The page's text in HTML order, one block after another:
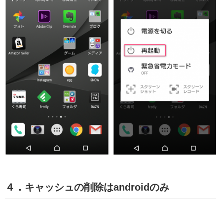
４．キャッシュの削除はandroidのみ